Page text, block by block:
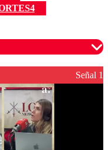
para garantizar un
Señal 1